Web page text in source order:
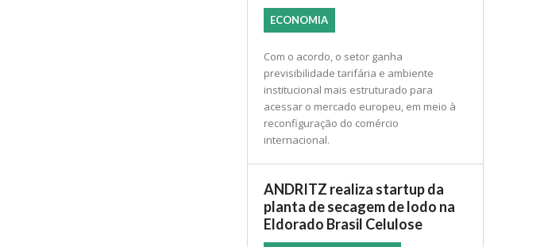
ECONOMIA
Com o acordo, o setor ganha
previsibilidade tarifária e ambiente
institucional mais estruturado para
acessar o mercado europeu, em meio à
reconfiguração do comércio
internacional.
ANDRITZ realiza startup da
planta de secagem de lodo na
Eldorado Brasil Celulose